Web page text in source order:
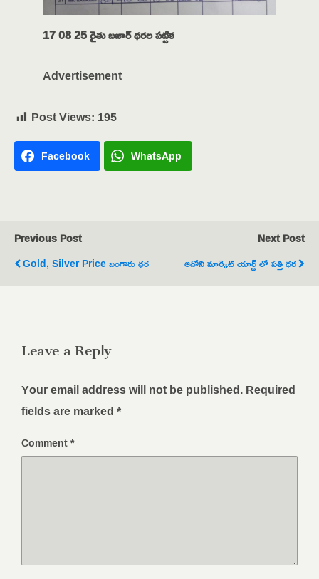
17 08 25 రైతు బజార్ ధరల పట్టిక
Advertisement
Post Views: 195
Facebook WhatsApp
Previous Post
Gold, Silver Price బంగారు ధర
Next Post
ఆదోని మార్కెట్ యార్డ్ లో పత్తి ధర
Leave a Reply
Your email address will not be published.Required
fields are marked*
Comment*